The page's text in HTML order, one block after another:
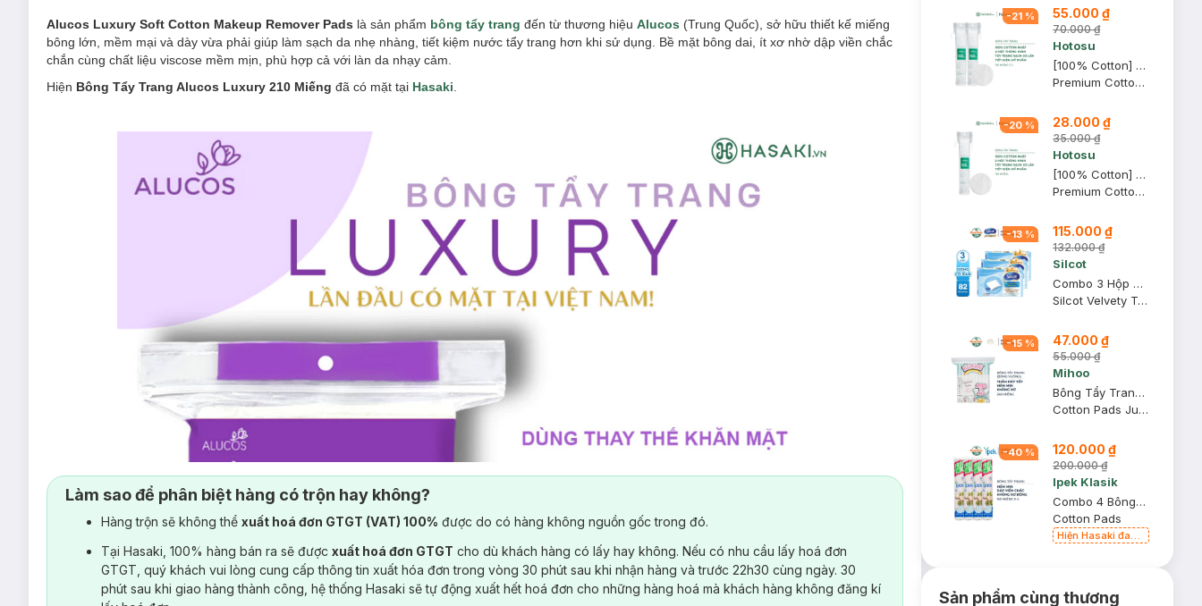
Alucos Luxury Soft Cotton Makeup Remover Pads là sản phẩm bông tẩy trang đến từ thương hiệu Alucos (Trung Quốc), sở hữu thiết kế miếng
bông lớn, mềm mại và dày vừa phải giúp làm sạch da nhẹ nhàng, tiết kiệm nước tẩy trang hơn khi sử dụng. Bề mặt bông dai, ít xơ nhờ dập viền chắc
chắn cùng chất liệu viscose mềm mịn, phù hợp cả với làn da nhạy cảm.
Hiện Bông Tẩy Trang Alucos Luxury 210 Miếng đã có mặt tại Hasaki
Làm sao để phân biệt hàng có trộn hay không?
Hàng trộn sẽ không thể xuất hoá đơn GTGT (VAT) 100% được do có hàng không nguồn gốc trong đó.
Tại Hasaki, 100% hàng bán ra sẽ được xuất hoá đơn GTGT cho dù khách hàng có lấy hay không. Nếu có nhu cầu lấy hoá đơn
GTGT, quý khách vui lòng cung cấp thông tin xuất hóa đơn trong vòng 30 phút sau khi nhận hàng và trước 22h30 cùng ngày. 30
phút sau khi giao hàng thành công, hệ thống Hasaki sẽ tự động xuất hết hoá đơn cho những hàng hoá mà khách hàng không đăng kí
-21 % 55.000 ₫
70.000 ₫
Hotosu
[100% Cotton] Combo 2 Bông Tẩy Trang Hotosu Cao Cấp 150 Miếng
Premium Cotton Pads
-20 % 28.000 ₫
35.000 ₫
Hotosu
[100% Cotton] Bông Tẩy Trang Hotosu Cao Cấp 150 Miếng
Premium Cotton Pads
-13 % 115.000 ₫
132.000 ₫
Silcot
Combo 3 Hộp Bông Tẩy Trang Silcot Cơ Bản 82 Miếng
Silcot Velvety Touch Cotton
-15 % 47.000 ₫
55.000 ₫
Mihoo
Bông Tẩy Trang Mihoo Kokimi Bông Vuông Túi 240 Miếng
Cotton Pads Jumpo Size 200+40
-40 % 120.000 ₫
200.000 ₫
Ipek Klasik
Combo 4 Bông Tẩy Trang Ipek 150 Miếng
Cotton Pads
Hiện Hasaki đang
Sản phẩm cùng thương